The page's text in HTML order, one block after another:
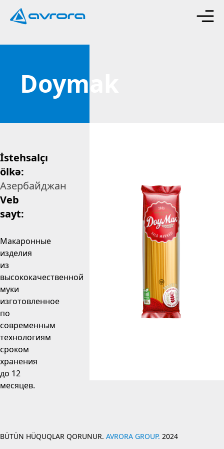
Doymak
İstehsalçı
ölkə:
Азербайджан
Veb
sayt:
Макаронные
изделия
из
высококачественной
муки
изготовленное
по
современным
технологиям
сроком
хранения
до 12
месяцев.
BÜTÜN HÜQUQLAR QORUNUR. AVRORA GROUP. 2024